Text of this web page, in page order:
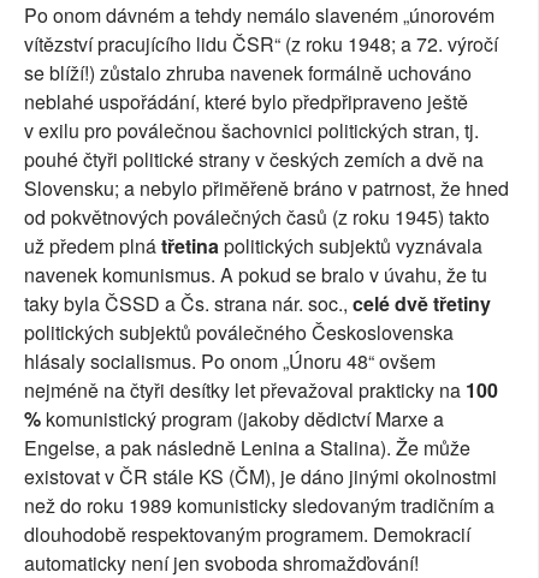
PŘÍSPĚVKY NA PROVOZ
SOCIÁLNÍ SÍTĚ
RUBRIKY
PLNÁ VERZE STRÁNEK
Po onom dávném a tehdy nemálo slaveném „únorovém
vítězství pracujícího lidu ČSR“ (z roku 1948; a 72. výročí
se blíží!) zůstalo zhruba navenek formálně uchováno
neblahé uspořádání, které bylo předpřipraveno ještě
v exilu pro poválečnou šachovnici politických stran, tj.
pouhé čtyři politické strany v českých zemích a dvě na
Slovensku; a nebylo přiměřeně bráno v patrnost, že hned
od pokvětnových poválečných časů (z roku 1945) takto
už předem plnátřetinapolitických subjektů vyznávala
navenek komunismus. A pokud se bralo v úvahu, že tu
taky byla ČSSD a Čs. strana nár. soc., celé dvě třetiny
politických subjektů poválečného Československa
hlásaly socialismus. Po onom „Únoru 48“ ovšem
nejméně na čtyři desítky let převažoval prakticky na 100
% komunistický program (jakoby dědictví Marxe a
Engelse, a pak následně Lenina a Stalina). Že může
existovat v ČR stále KS (ČM), je dáno jinými okolnostmi
než do roku 1989 komunisticky sledovaným tradičním a
dlouhodobě respektovaným programem. Demokracií
automaticky není jen svoboda shromažďování!